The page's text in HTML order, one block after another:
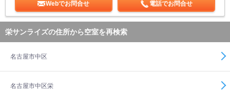
Webでお問合せ 電話でお問合せ
栄サンライズの住所から空室を再検索
名古屋市中区
名古屋市中区栄